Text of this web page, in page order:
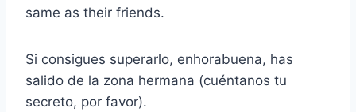
same as their friends.
Si consigues superarlo, enhorabuena, has
salido de la zona hermana (cuéntanos tu
secreto, por favor).